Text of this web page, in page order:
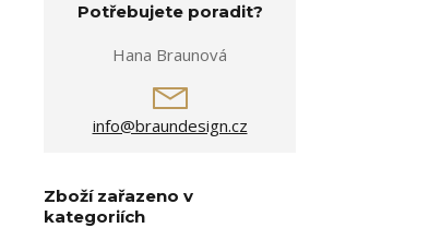
Potřebujete poradit?
Hana Braunová
info@braundesign.cz
Zboží zařazeno v
kategoriích